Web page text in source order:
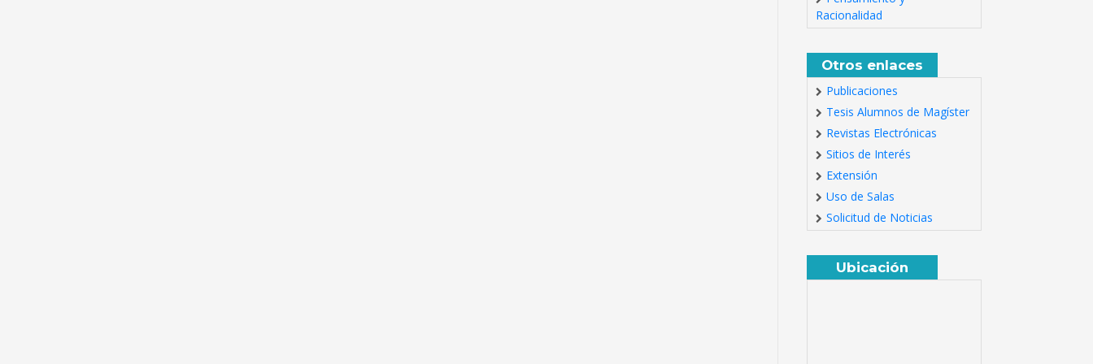
Racionalidad
Otros enlaces
Publicaciones
Tesis Alumnos de Magíster
Revistas Electrónicas
Sitios de Interés
Extensión
Uso de Salas
Solicitud de Noticias
Ubicación